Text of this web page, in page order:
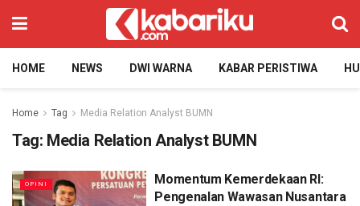
HOME NEWS DWI WARNA KABAR PERISTIWA
Home Tag Media Relation Analyst BUMN
Tag: Media Relation Analyst BUMN
OPINI
Momentum Kemerdekaan RI:
Pengenalan Wawasan Nusantara